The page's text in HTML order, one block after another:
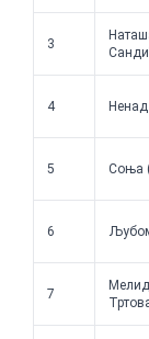
3
4
5 Соња
6
7